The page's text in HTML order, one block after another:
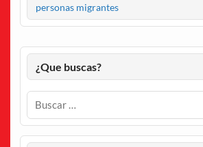
personas migrantes
¿Que buscas?